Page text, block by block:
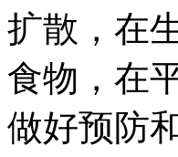
扩散，在
食物，在
做好预防